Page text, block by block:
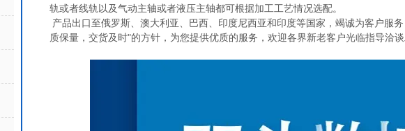
轨或者线轨以及气动主轴或者液压主轴都可根据加工工艺情况选配。
产品出口至俄罗斯、澳大利亚、巴西、印度尼西亚和印度等国家，竭诚为客户服
质保量，交货及时"的方针，为您提供优质的服务，欢迎各界新老客户光临指导洽